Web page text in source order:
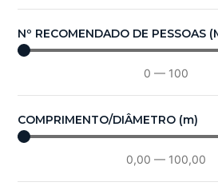
Nº RECOMENDADO DE PESSOAS
0 — 100
COMPRIMENTO/DIÂMETRO (m)
0,00 — 100,00